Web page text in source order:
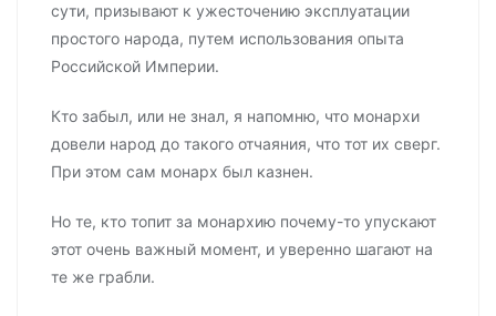
сути, призывают к ужесточению эксплуатации
простого народа, путем использования опыта
Российской Империи.
Кто забыл, или не знал, я напомню, что монархи
довели народ до такого отчаяния, что тот их сверг.
При этом сам монарх был казнен.
Но те, кто топит за монархию почему-то упускают
этот очень важный момент, и уверенно шагают на
те же грабли.